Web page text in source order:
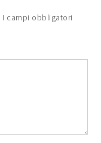
I campi obbligatori